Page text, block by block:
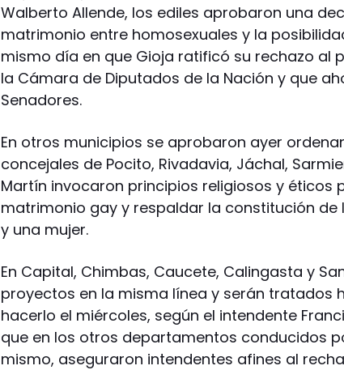
Walberto Allende, los ediles aprobaron una
matrimonio entre homosexuales y la
mismo día en que Gioja ratificó su rechazo al
la Cámara de Diputados de la Nación y que
Senadores.
En otros municipios se aprobaron ayer
concejales de Pocito, Rivadavia, Jáchal,
Martín invocaron principios religiosos y éticos
matrimonio gay y respaldar la constitución
y una mujer.
En Capital, Chimbas, Caucete, Calingasta y
proyectos en la misma línea y serán tratados
hacerlo el miércoles, según el intendente
que en los otros departamentos conducidos
mismo, aseguraron intendentes afines al